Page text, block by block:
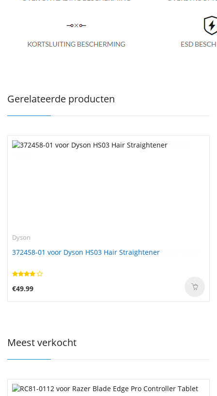
Gerelateerde producten
Dyson
372458-01 voor Dyson HS03 Hair Straightener
€49.99
Meest verkocht